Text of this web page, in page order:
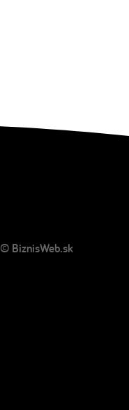
© BiznisWeb.sk